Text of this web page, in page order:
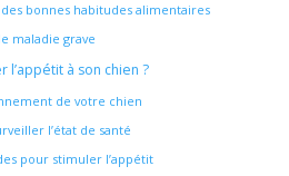
bonnes habitudes alimentaires
maladie grave
l’appétit à son chien ?
de votre chien
l’état de santé
pour stimuler l’appétit